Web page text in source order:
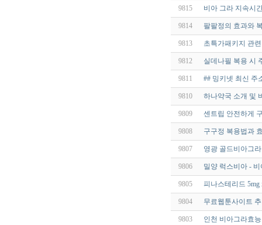
9815 비아 그라 지속시
9814 팔팔정의 효과와
9813 초특가패키지 관
9812 실데나필 복용 시
9811 ## 밍키넷 최신 주
9810 하나약국 소개 및
9809 센트립 안전하게
9808 구구정 복용법과
9807 영광 골드비아그
9806 밀양 럭스비아 -
9805 피나스테리드
9804 무료웹툰사이트
9803 인천 비아그라효